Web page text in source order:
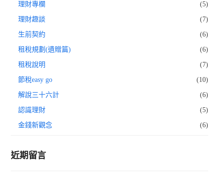
理財專欄 (5)
理財趣談 (7)
生前契約 (6)
租稅規劃(遺贈篇) (6)
租稅說明 (7)
節稅easy go (10)
解說三十六計 (6)
認識理財 (5)
金錢新觀念 (6)
近期留言